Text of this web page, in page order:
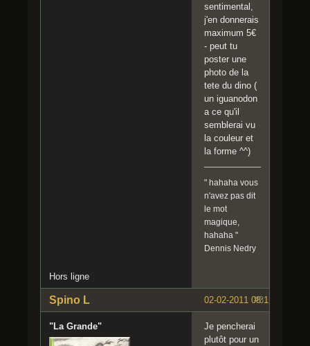
sentimental,
j'en donnerais
maximum 5€
- peut tu
poster une
photo de la
tete du dino (
un iguanodon
a ce qu'il
semblerai vu
la couleur et
la forme ^^)
" hahaha vous
n'avez pas dit
le mot
magique,
hahaha "
Dennis Nedry
Hors ligne
#3
02-02-2011 08:12:03
Spino L
"La Grande"
Je pencherai
plutôt pour un